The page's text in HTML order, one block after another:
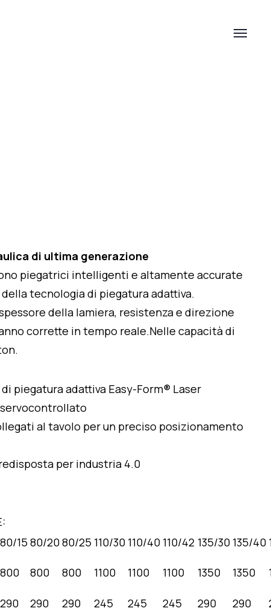
di ultima generazione
piegatrici intelligenti e altamente accurate
tecnologia di piegatura adattiva.
della lamiera, resistenza e direzione
corrette in tempo reale.Nelle capacità di
piegatura adattiva Easy-Form® Laser
al tavolo per un preciso posizionamento
per industria 4.0
80/15 80/2080/25 110/30 110/40 110/42 135/30 135/40
800 800 800 1100 1100 1100 1350 1350
290 290 290 245 245 245 290 290